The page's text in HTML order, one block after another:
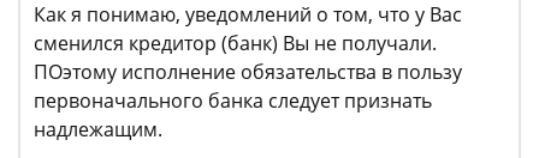
Как я понимаю, уведомлений о том, что у Вас
сменился кредитор (банк) Вы не получали.
ПОэтому исполнение обязательства в пользу
первоначального банка следует признать
надлежащим.